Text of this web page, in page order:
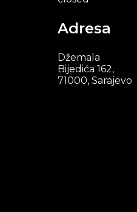
Adresa
Džemala
Bijedića 162,
71000, Sarajevo